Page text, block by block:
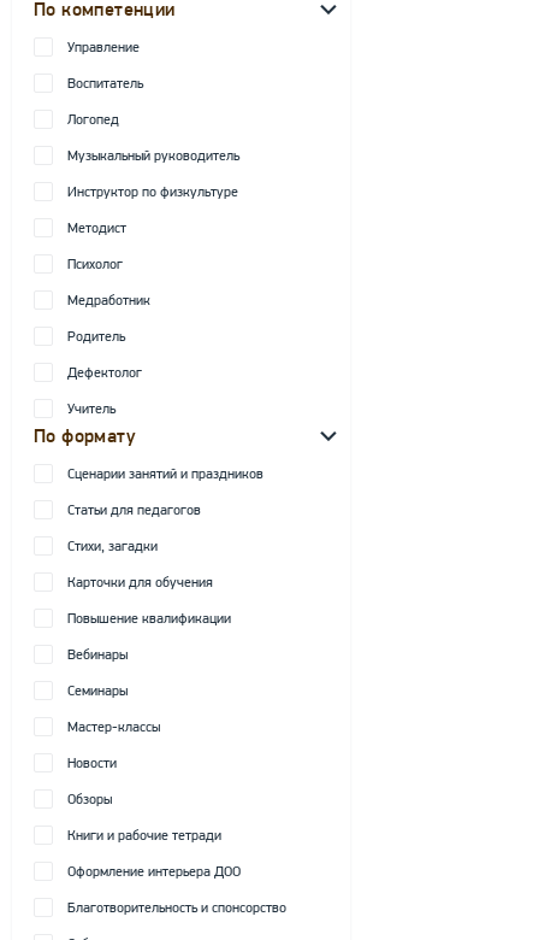
По компетенции
Управление
Воспитатель
Логопед
Музыкальный руководитель
Инструктор по физкультуре
Методист
Психолог
Медработник
Родитель
Дефектолог
Учитель
По формату
Сценарии занятий и праздников
Статьи для педагогов
Стихи, загадки
Карточки для обучения
Повышение квалификации
Вебинары
Семинары
Мастер-классы
Новости
Обзоры
Книги и рабочие тетради
Оформление интерьера ДОО
Благотворительность и спонсорство